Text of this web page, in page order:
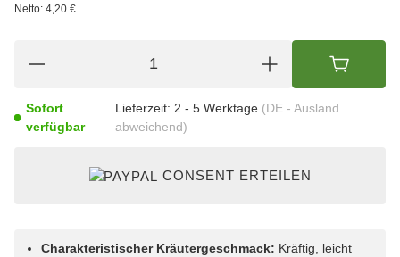
Netto: 4,20 €
Sofort
verfügbar
Lieferzeit: 2 - 5 Werktage (DE - Ausland
abweichend)
CONSENT ERTEILEN
Charakteristischer Kräutergeschmack: Kräftig, leicht